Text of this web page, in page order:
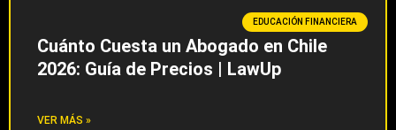
EDUCACIÓN FINANCIERA
Cuánto Cuesta un Abogado en Chile
2026: Guía de Precios | LawUp
VER MÁS »